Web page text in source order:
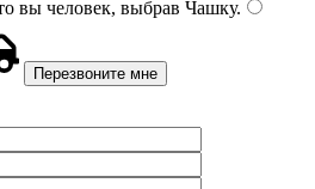
вы человек, выбрав Чашку.